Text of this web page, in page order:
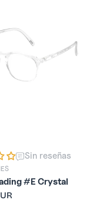
Sin reseñas
#E Crystal